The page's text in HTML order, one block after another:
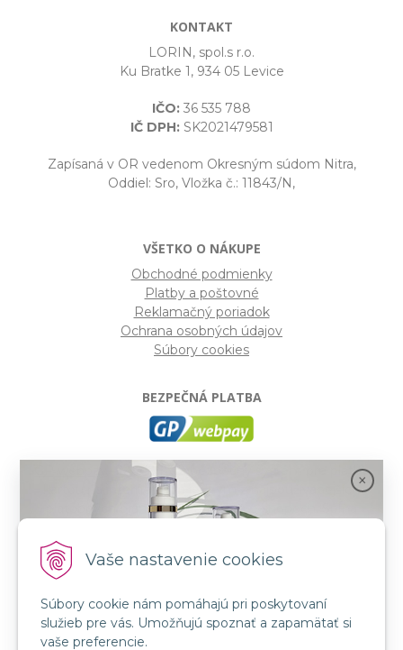
Vaše nastavenie cookies
Súbory cookie nám pomáhajú pri poskytovaní
služieb pre vás. Umožňujú spoznať a zapamätať si
vaše preferencie.
KONTAKT
LORIN, spol.s r.o.
Ku Bratke 1, 934 05 Levice
IČO: 36 535 788
IČ DPH:SK2021479581
Zapísaná v OR vedenom Okresným súdom Nitra,
Oddiel: Sro, Vložka č.: 11843/N,
VŠETKO O NÁKUPE
Obchodné podmienky
Platby a poštovné
Reklamačný poriadok
Ochrana osobných údajov
Súbory cookies
BEZPEČNÁ PLATBA
- Moderný a bezpečný systém pre platby
kartou na internete. Je jedným z najpoužívanejších
platobných brán na slovenských e-shopoch. Spĺňa
SLEDUJTE NÁS
FB: LORIN všetko pre krásu
Spojenie prírody a vedy s novou kozmetikou